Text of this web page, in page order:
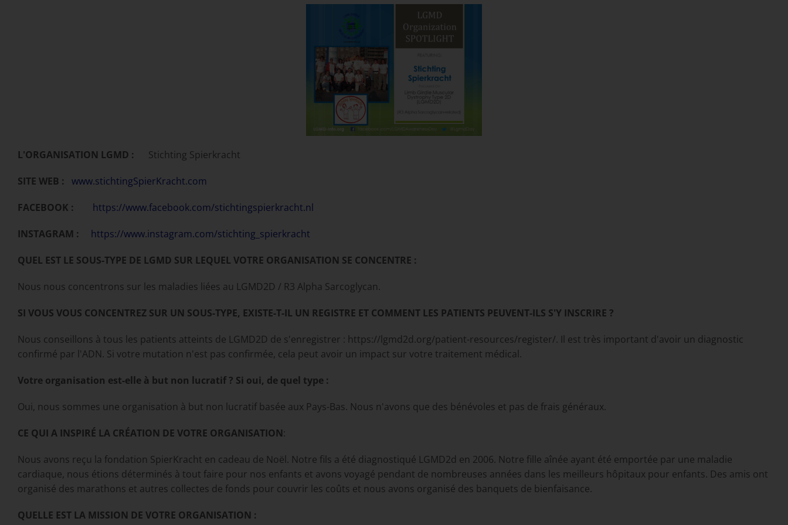
L'ORGANISATION LGMD : Stichting Spierkracht
SITE WEB : www.stichtingSpierKracht.com
FACEBOOK : https://www.facebook.com/stichtingspierkracht.nl
INSTAGRAM : https://www.instagram.com/stichting_spierkracht
QUEL EST LE SOUS-TYPE DE LGMD SUR LEQUEL VOTRE ORGANISATION SE CONCENTRE :
Nous nous concentrons sur les maladies liées au LGMD2D / R3 Alpha Sarcoglycan.
SI VOUS VOUS CONCENTREZ SUR UN SOUS-TYPE, EXISTE-T-IL UN REGISTRE ET COMMENT LES PATIENTS PEUVENT-ILS S'Y INSCRIRE ?
Nous conseillons à tous les patients atteints de LGMD2D de s'enregistrer : https://lgmd2d.org/patient-resources/register/. Il est très important d'avoir un diagnostic
confirmé par l'ADN. Si votre mutation n'est pas confirmée, cela peut avoir un impact sur votre traitement médical.
Votre organisation est-elle à but non lucratif ? Si oui, de quel type :
Oui, nous sommes une organisation à but non lucratif basée aux Pays-Bas. Nous n'avons que des bénévoles et pas de frais généraux.
CE QUI A INSPIRÉ LA CRÉATION DE VOTRE ORGANISATION:
Nous avons reçu la fondation SpierKracht en cadeau de Noël. Notre fils a été diagnostiqué LGMD2d en 2006. Notre fille aînée ayant été emportée par une maladie
cardiaque, nous étions déterminés à tout faire pour nos enfants et avons voyagé pendant de nombreuses années dans les meilleurs hôpitaux pour enfants. Des amis ont
organisé des marathons et autres collectes de fonds pour couvrir les coûts et nous avons organisé des banquets de bienfaisance.
QUELLE EST LA MISSION DE VOTRE ORGANISATION :